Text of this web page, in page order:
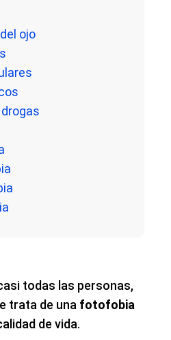
ojo
todas las personas,
trata de una fotofobia
de vida.